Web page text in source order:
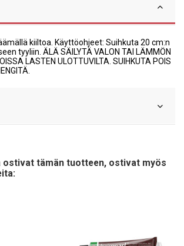
kiiltoa. Käyttöohjeet: Suihkuta 20 cm:n
tyyliin. ÄLÄ SÄILYTÄ VALON TAI LÄMMÖN
LASTEN ULOTTUVILTA. SUIHKUTA POIS
ostivat tämän tuotteen, ostivat myös